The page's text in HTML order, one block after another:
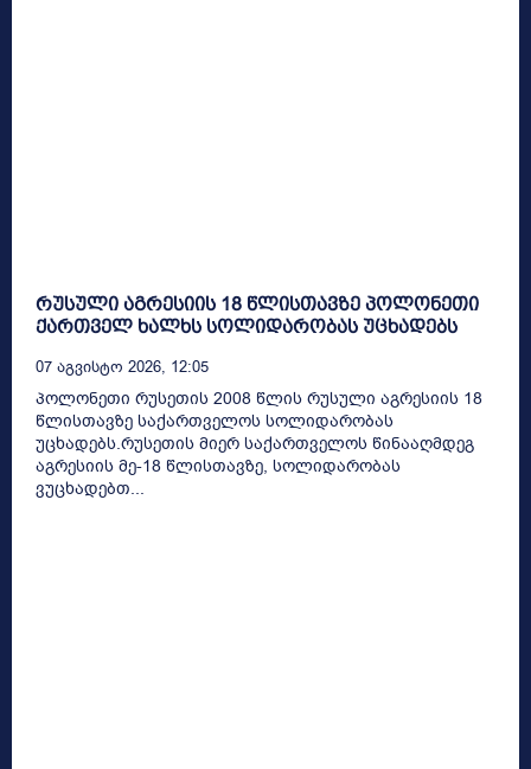
რუსული აგრესიის 18 წლისთავზე პოლონეთი
ქართველ ხალხს სოლიდარობას უცხადებს
07 Აგვისტო 2026, 12:05
პოლონეთი რუსეთის 2008 წლის რუსული აგრესიის 18
წლისთავზე საქართველოს სოლიდარობას
უცხადებს.რუსეთის მიერ საქართველოს წინააღმდეგ
აგრესიის მე-18 წლისთავზე, სოლიდარობას
ვუცხადებთ...